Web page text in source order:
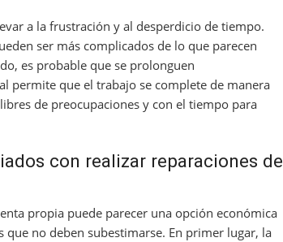
a la frustración y al desperdicio de tiempo.
ser más complicados de lo que parecen
es probable que se prolonguen
permite que el trabajo se complete de manera
de preocupaciones y con el tiempo para
con realizar reparaciones de
propia puede parecer una opción económica
no deben subestimarse. En primer lugar, la